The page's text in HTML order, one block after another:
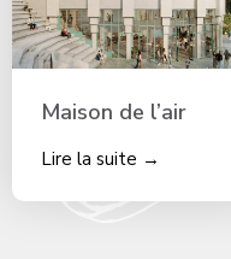
Maison de l’air
Lire la suite →